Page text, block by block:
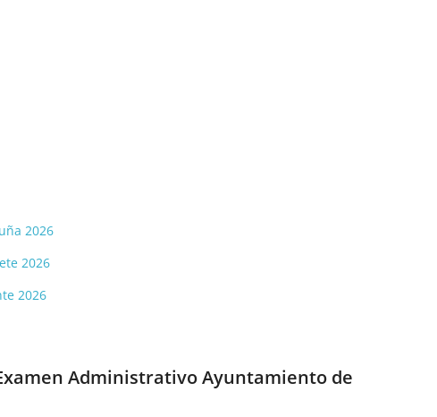
2026
2026
2026
Administrativo Ayuntamiento de